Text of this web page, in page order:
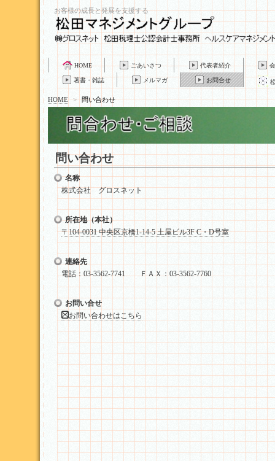
お客様の成長と発展を支援する
HOME ごあいさつ 代表者紹介
著書・雑誌 メルマガ お問合せ
HOME > 問い合わせ
問い合わせ
名称
株式会社 グロスネット
所在地（本社）
〒104-0031 中央区京橋1-14-5 土屋ビル3F C・D号室
連絡先
電話：03-3562-7741 ＦＡＸ：03-3562-7760
お問い合せ
お問い合わせはこちら